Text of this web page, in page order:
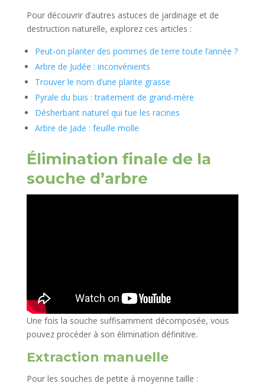
Pour découvrir d’autres astuces de jardinage et de
destruction naturelle, explorez ces articles :
Peut-on planter des pommes de terre toute l’année ?
Arbre de Judée : inconvénients
Trouver le nom d’une plante grasse
Pyrale du buis : traitement de grand-mère
Désherbant naturel qui tue les racines
Arbre de Jade : feuille molle
Élimination finale de la
souche d’arbre
Une fois la souche suffisamment décomposée, vous
pouvez procéder à son élimination définitive.
Extraction manuelle
Pour les souches de petite à moyenne taille :